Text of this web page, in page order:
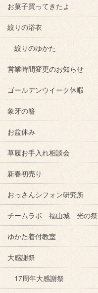
お菓子買ってきたよ
絞りの浴衣
絞りのゆかた
営業時間変更のお知らせ
ゴールデンウイーク休暇
象牙の簪
お盆休み
草履お手入れ相談会
新春初売り
おっさんシフォン研究所
チームラボ 福山城 光の祭
ゆかた着付教室
大感謝祭
17周年大感謝祭